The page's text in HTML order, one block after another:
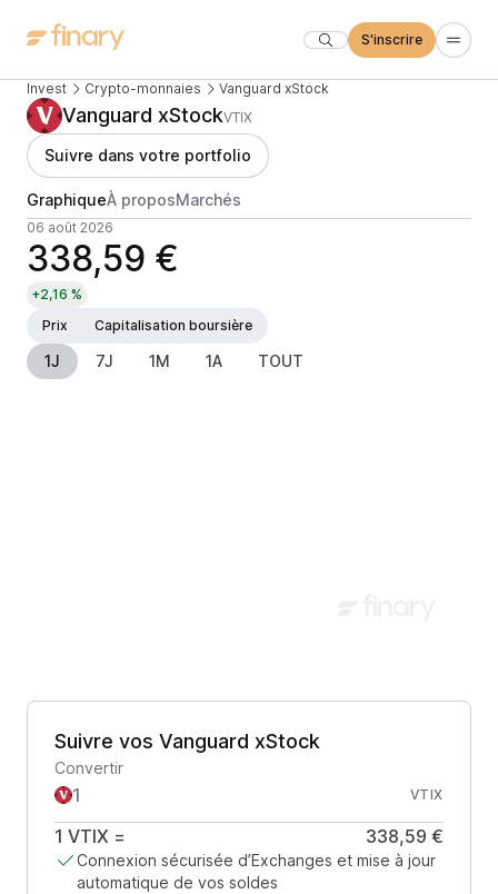
S'inscrire
Invest Crypto-monnaies Vanguard xStock
Vanguard xStockVTIX
Suivre dans votre portfolio
GraphiqueÀ proposMarchés
06 août 2026
338,59 €
+2,16 %
Prix
Capitalisation boursière
1J 7J 1M 1A TOUT
Suivre vos Vanguard xStock
Convertir
VTIX
1 VTIX = 338,59 €
Connexion sécurisée d’Exchanges et mise à jour
automatique de vos soldes